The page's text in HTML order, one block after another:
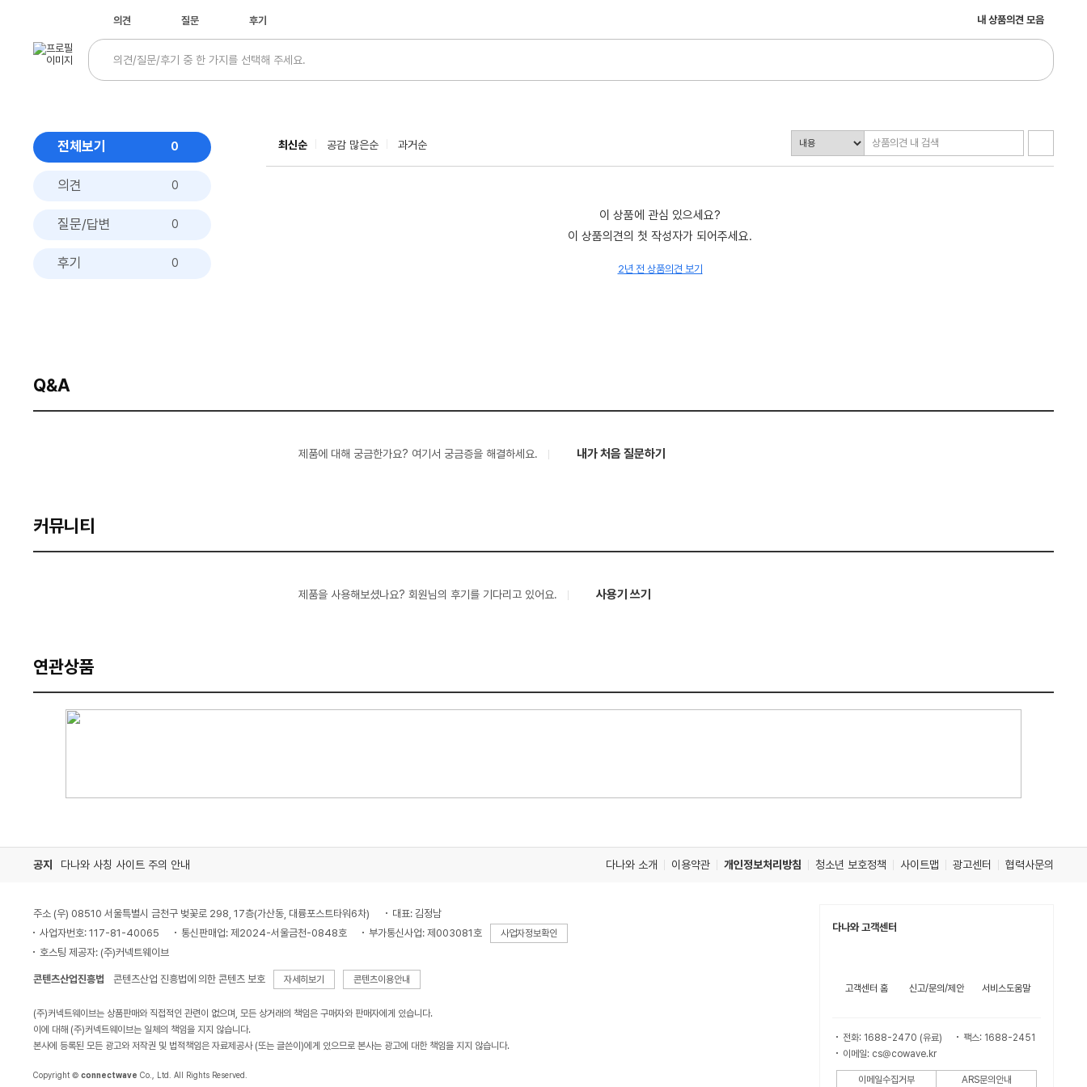
내 상품의견 모음
의견 질문 후기
전체보기 0
의견 0
질문/답변 0
후기 0
최신순 공감 많은순 과거순
이 상품에 관심 있으세요?
이 상품의견의 첫 작성자가 되어주세요.
2년 전 상품의견 보기
Q&A
제품에 대해 궁금한가요? 여기서 궁금증을 해결하세요. 내가 처음 질문하기
커뮤니티
제품을 사용해보셨나요? 회원님의 후기를 기다리고 있어요. 사용기 쓰기
연관상품
공지 다나와 사칭 사이트 주의 안내 다나와 소개 이용약관 개인정보처리방침 청소년 보호정책 사이트맵 광고센터 협력사문의
주소 (우) 08510 서울특별시 금천구 벚꽃로 298, 17층(가산동, 대륭포스트타워6차)
대표: 김정남
사업자번호: 117-81-40065
통신판매업: 제2024-서울금천-0848호 부가통신사업: 제003081호 사업자정보확인
호스팅 제공자: (주)커넥트웨이브
콘텐츠산업진흥법 콘텐츠산업 진흥법에 의한 콘텐츠 보호 자세히보기 콘텐츠이용안내
(주)커넥트웨이브는 상품판매와 직접적인 관련이 없으며, 모든 상거래의 책임은 구매자와 판매자에게 있습니다.
이에 대해 (주)커넥트웨이브는 일체의 책임을 지지 않습니다.
본사에 등록된 모든 광고와 저작권 및 법적책임은 자료제공사 (또는 글쓴이)에게 있으므로 본사는 광고에 대한 책임을 지지 않습니다.
Copyright © connectwave Co., Ltd. All Rights Reserved.
다나와 고객센터
고객센터 홈 신고/문의/제안 서비스도움말
전화: 1688-2470 (유료)
팩스: 1688-2451
이메일: cs@cowave.kr
이메일수집거부 ARS문의안내